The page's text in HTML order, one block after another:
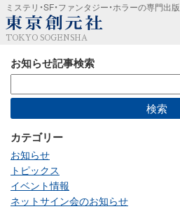
ミステリ・SF・ファンタジー・ホラーの専門出版
TOKYO SOGENSHA
お知らせ記事検索
カテゴリー
お知らせ
トピックス
イベント情報
ネットサイン会のお知らせ